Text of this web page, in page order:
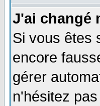
J'ai changé
Si vous êtes
encore
gérer
n'hésitez